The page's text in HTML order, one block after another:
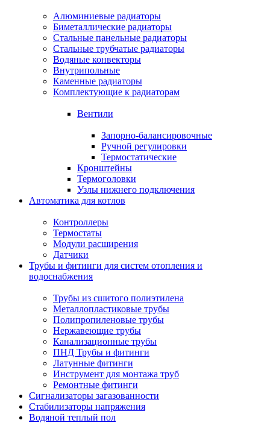
Алюминиевые радиаторы
Биметаллические радиаторы
Стальные панельные радиаторы
Стальные трубчатые радиаторы
Водяные конвекторы
Внутрипольные
Каменные радиаторы
Комплектующие к радиаторам
Вентили
Запорно-балансировочные
Ручной регулировки
Термостатические
Кронштейны
Термоголовки
Узлы нижнего подключения
Автоматика для котлов
Контроллеры
Термостаты
Модули расширения
Датчики
Трубы и фитинги для систем отопления и
водоснабжения
Трубы из сшитого полиэтилена
Металлопластиковые трубы
Полипропиленовые трубы
Нержавеющие трубы
Канализационные трубы
ПНД Трубы и фитинги
Латунные фитинги
Инструмент для монтажа труб
Ремонтные фитинги
Сигнализаторы загазованности
Стабилизаторы напряжения
Водяной теплый пол